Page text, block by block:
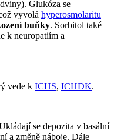
Glukóza se
vyvolá hyperosmolaritu
buňky. Sorbitol také
k neuropatiím a
vede k ICHS, ICHDK.
se depozita v basální
a změně náboje. Dále